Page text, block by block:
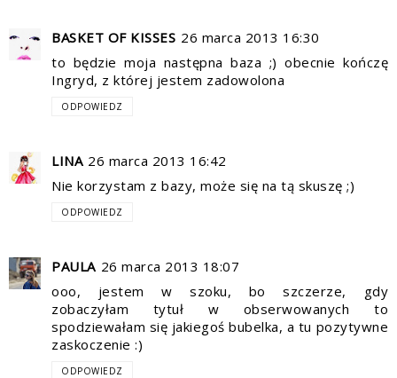
BASKET OF KISSES 26 marca 2013 16:30
to będzie moja następna baza ;) obecnie kończę
Ingryd, z której jestem zadowolona
ODPOWIEDZ
LINA 26 marca 2013 16:42
Nie korzystam z bazy, może się na tą skuszę ;)
ODPOWIEDZ
PAULA 26 marca 2013 18:07
ooo, jestem w szoku, bo szczerze, gdy
zobaczyłam tytuł w obserwowanych to
spodziewałam się jakiegoś bubelka, a tu pozytywne
zaskoczenie :)
ODPOWIEDZ